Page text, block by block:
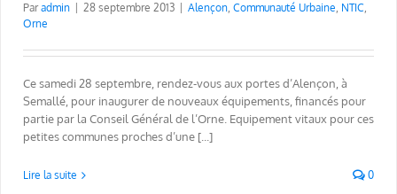
Paradmin 28 septembre 2013 Alençon, Communauté Urbaine, NTIC,
Orne
Ce samedi 28 septembre, rendez-vous aux portes d’Alençon, à
Semallé, pour inaugurer de nouveaux équipements, financés pour
partie par la Conseil Général de l’Orne. Equipement vitaux pour ces
petites communes proches d’une [...]
Lire la suite 0